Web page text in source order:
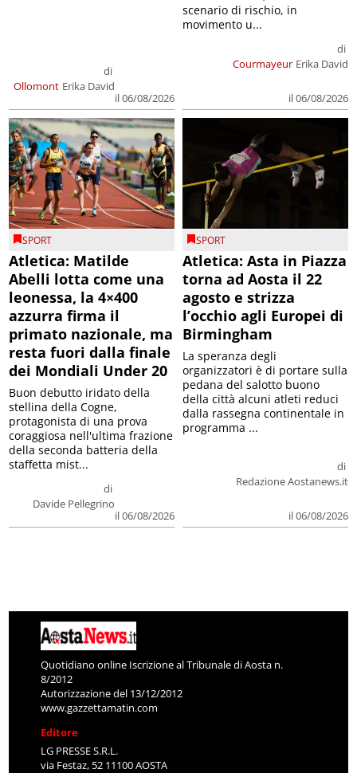
Ollomont
di
Erika David
il 06/08/2026
Courmayeur
di
Erika David
il 06/08/2026
scenario di rischio, in
movimento u...
SPORT
Atletica: Matilde
Abelli lotta come una
leonessa, la 4×400
azzurra firma il
primato nazionale, ma
resta fuori dalla finale
dei Mondiali Under 20
di
Davide Pellegrino
il 06/08/2026
Buon debutto iridato della
stellina della Cogne,
protagonista di una prova
coraggiosa nell'ultima frazione
della seconda batteria della
staffetta mist...
SPORT
Atletica: Asta in Piazza
torna ad Aosta il 22
agosto e strizza
l’occhio agli Europei di
Birmingham
di
Redazione Aostanews.it
il 06/08/2026
La speranza degli
organizzatori è di portare sulla
pedana del salotto buono
della città alcuni atleti reduci
dalla rassegna continentale in
programma ...
Quotidiano online Iscrizione al Tribunale di Aosta n.
8/2012
Autorizzazione del 13/12/2012
www.gazzettamatin.com
Editore
LG PRESSE S.R.L.
via Festaz, 52 11100 AOSTA